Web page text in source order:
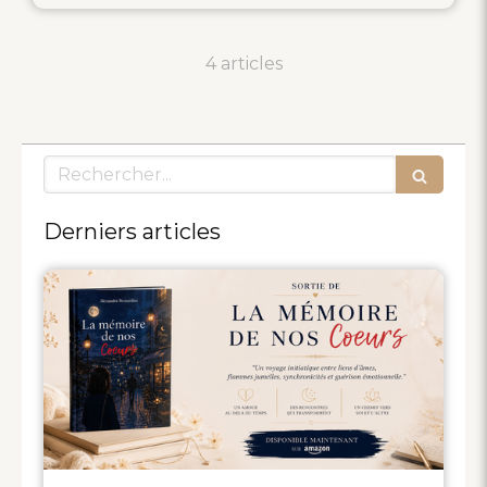
4 articles
Rechercher
Derniers articles